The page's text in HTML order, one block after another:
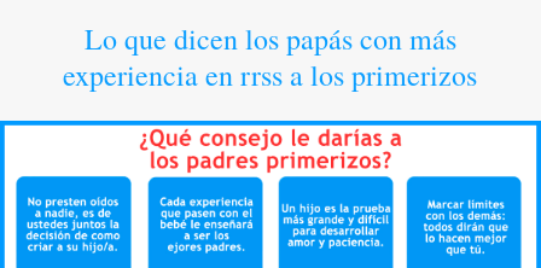
Lo que dicen los papás con más
experiencia en rrss a los primerizos